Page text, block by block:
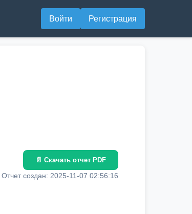
Войти Регистрация
📄 Скачать отчет PDF
Отчет создан: 2025-11-07 02:56:16